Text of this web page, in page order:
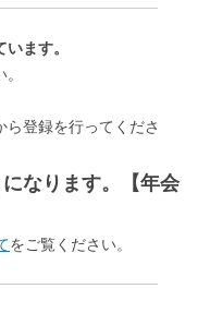
ます。
登録を行ってくださ
なります。【年会
をご覧ください。